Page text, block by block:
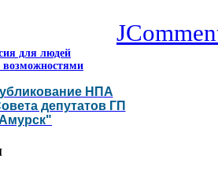
для людей
НПА
депутатов ГП